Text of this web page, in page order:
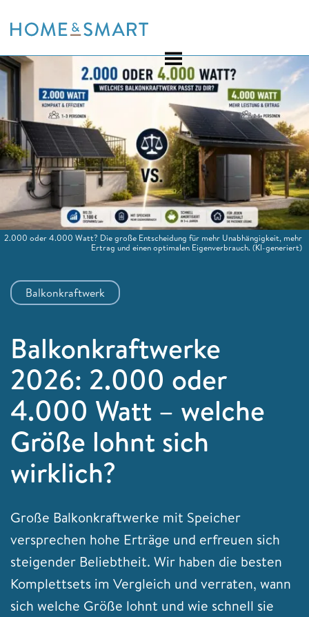
to
Balkonkraftwerk
Balkonkraftwerke
2026: 2.000 oder
4.000 Watt – welche
Größe lohnt sich
wirklich?
Große Balkonkraftwerke mit Speicher
versprechen hohe Erträge und erfreuen sich
steigender Beliebtheit. Wir haben die besten
Komplettsets im Vergleich und verraten, wann
sich welche Größe lohnt und wie schnell sie
2.000 oder 4.000 Watt? Die große Entscheidung für mehr Unabhängigkeit, mehr
Ertrag und einen optimalen Eigenverbrauch.(KI-generiert)